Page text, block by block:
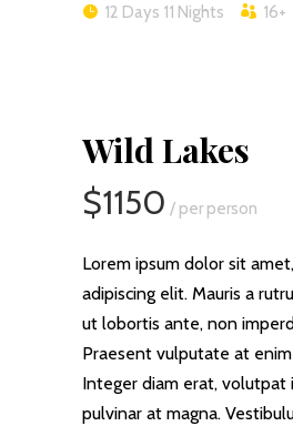
12 Days 11 Nights 16+
Wild Lakes
$1150 / per person
Lorem ipsum dolor sit
adipiscing elit. Mauris a
ut lobortis ante, non
Praesent vulputate at
Integer diam erat, volutpat
pulvinar at magna.